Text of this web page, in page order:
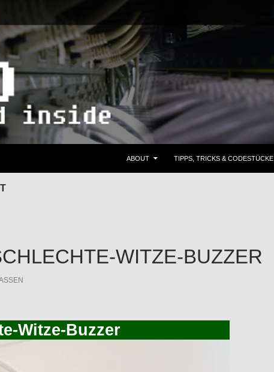
ABOUT
TIPPS, TRICKS & CODESTÜCKE
WITZE-BUZZER
Witze-Buzzer